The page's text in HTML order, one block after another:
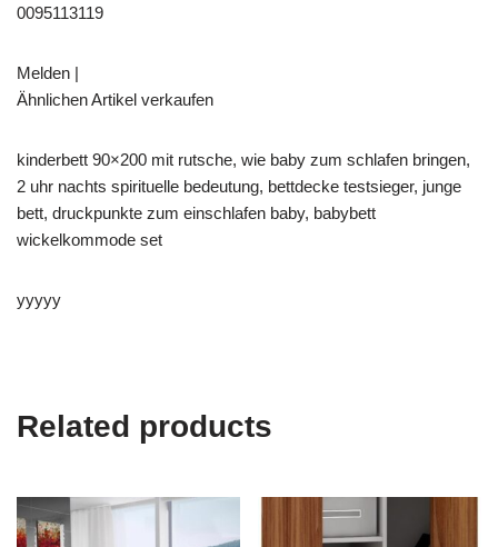
0095113119
Melden |
Ähnlichen Artikel verkaufen
kinderbett 90×200 mit rutsche, wie baby zum schlafen bringen,
2 uhr nachts spirituelle bedeutung, bettdecke testsieger, junge
bett, druckpunkte zum einschlafen baby, babybett
wickelkommode set
yyyyy
Related products